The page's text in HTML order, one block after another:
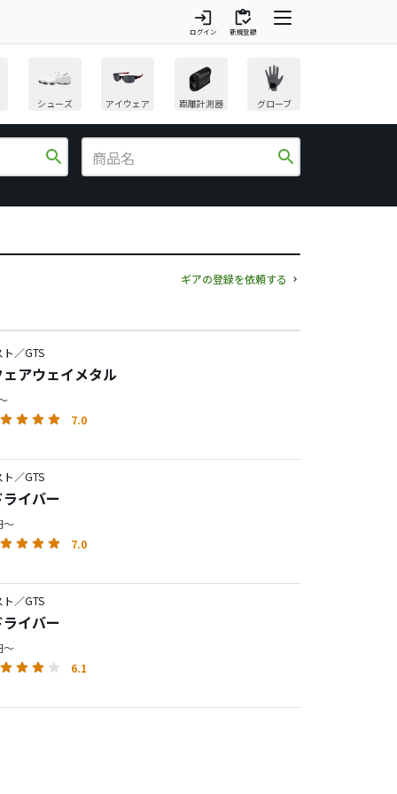
login
ログイン
inventory
新規登録
シューズ アイウェア 距離計測器 グローブ
search search
ギアの登録を依頼する
／GTS
ェアウェイメタル
7.0
／GTS
イバー
～
7.0
／GTS
イバー
～
6.1